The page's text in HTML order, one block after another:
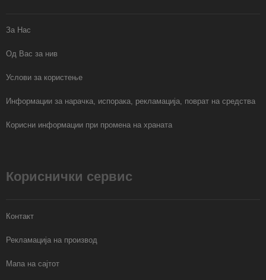
За Нас
Од Вас за нив
Услови за користење
Информации за нарачка, испорака, рекламација, поврат на средства
Корисни информации при промена на храната
Кориснички сервис
Контакт
Рекламација на производ
Мапа на сајтот